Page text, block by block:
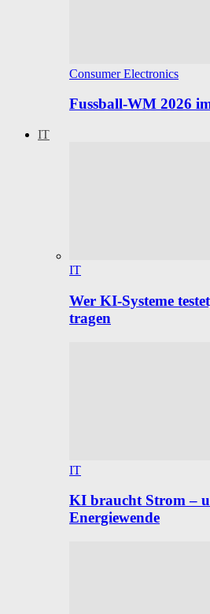
Consumer Electronics
Fussball-WM 2026
IT
IT
Wer KI-Systeme
tragen
IT
KI braucht Strom –
Energiewende